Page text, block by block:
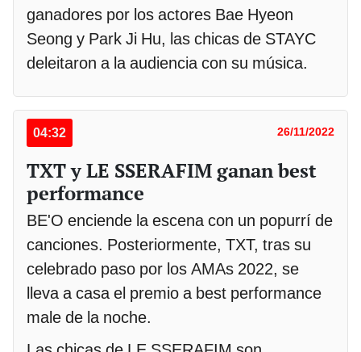
ganadores por los actores Bae Hyeon
Seong y Park Ji Hu, las chicas de STAYC
deleitaron a la audiencia con su música.
04:32 26/11/2022
TXT y LE SSERAFIM ganan best
performance
BE'O enciende la escena con un popurrí de
canciones. Posteriormente, TXT, tras su
celebrado paso por los AMAs 2022, se
lleva a casa el premio a best performance
male de la noche.